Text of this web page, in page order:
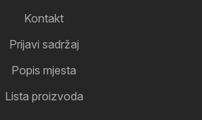
Kontakt
Prijavi sadržaj
Popis mjesta
Lista proizvoda